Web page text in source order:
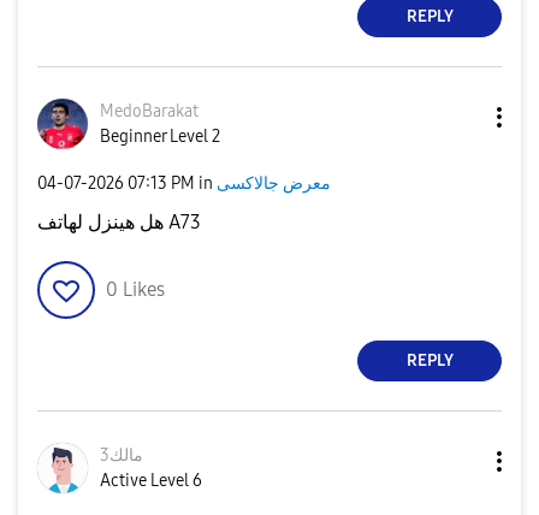
REPLY
MedoBarakat
Beginner Level 2
‎04-07-2026 07:13 PM in معرض جالاكسى
هل هينزل لهاتف A73
0 Likes
REPLY
مالك3
Active Level 6